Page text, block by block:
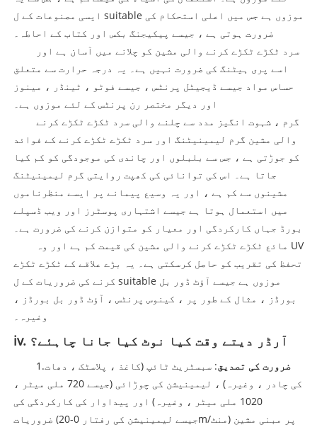
ایسی مصنوعات کے ل suitable موزوں ہے جس میں اعلی استحکام کی
ضرورت ہوتی ہے ، جیسے پیکیجنگ بکس اور کتاب کے احاطہ۔
اسے پری ہیٹنگ کی ضرورت نہیں ہے۔ یہ درجہ حرارت سے متعلق
حساس مواد جیسے ڈیجیٹل پرنٹس ، جیسے فوٹو ، ٹینڈر ، مینوز
اور دیگر مختصر رن پرنٹس کے لئے موزوں ہے۔
والی مشین گرم لیمینیٹنگ اور سرد ٹکڑے ٹکڑے کرنے کے فوائد
کو جوڑتی ہے ، جس سے بلبلوں اور چاندی کی موجودگی کو کم کیا
جاتا ہے۔ اس کی توانائی کی کھپت روایتی گرم لیمینیٹنگ
مشینوں سے کم ہے ، اور یہ وسیع پیمانے پر ایسے منظرناموں
میں استعمال ہوتا ہے جیسے اشتہاری پوسٹرز اور ویب ڈسپلے
بورڈ جہاں کارکردگی اور معیار کو متوازن کرنے کی ضرورت ہے۔
تحفظ کی تقریب کو حاصل کرسکتی ہے۔ یہ بڑے علاقے کے ٹکڑے ٹکڑے
کرنے کی ضروریات کے ل suitable موزوں ہے جیسے آؤٹ ڈور بل
بورڈز ، مثال کے طور پر ، کینوس پرنٹس ، آؤٹ ڈور بل بورڈز ،
وغیرہ۔
iv. آرڈر دیتے وقت کیا نوٹ کیا جانا چاہئے؟
1. ضرورت کی تصدیق: سبسٹریٹ ٹائپ (کاغذ ، پلاسٹک ، دھات
کی چادر ، وغیرہ) ، لیمینیشن کی چوڑائی (جیسے 720 ملی میٹر ،
1020 ملی میٹر ، وغیرہ) اور پیداوار کی کارکردگی کی
ضروریات (جیسے لیمینیشن کی رفتار 0-20m/منٹ) پر مبنی مشین